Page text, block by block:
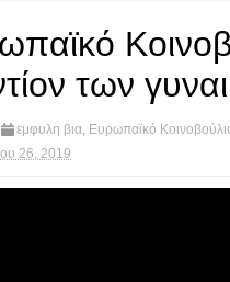
των
εμφυλη βια Ευρωπαϊκό
26, 2019